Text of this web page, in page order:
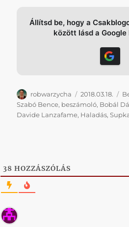
Állítsd be, hogy a
között lásd a
Szerző
robwarzycha Közzétéve
2018.03.18.
Szabó Bence, beszámoló, Bobál
Davide Lanzafame, Haladás,
38 HOZZÁSZÓLÁS